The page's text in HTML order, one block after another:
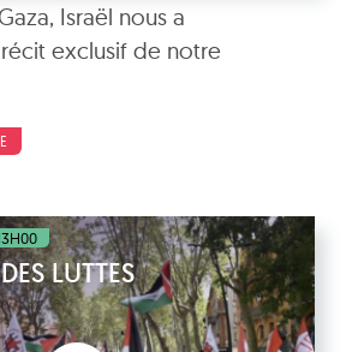
Israël nous a
exclusif de notre
LUTTES